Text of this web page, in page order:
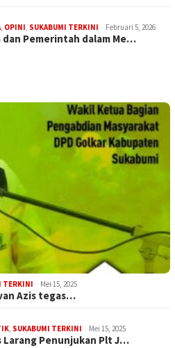
, OPINI, SUKABUMI TERKINI Februari 5, 2026
dan Pemerintah dalam Me…
TERKINI Mei 15, 2025
Azis tegas…
, SUKABUMI TERKINI Mei 15, 2025
Larang Penunjukan Plt J…